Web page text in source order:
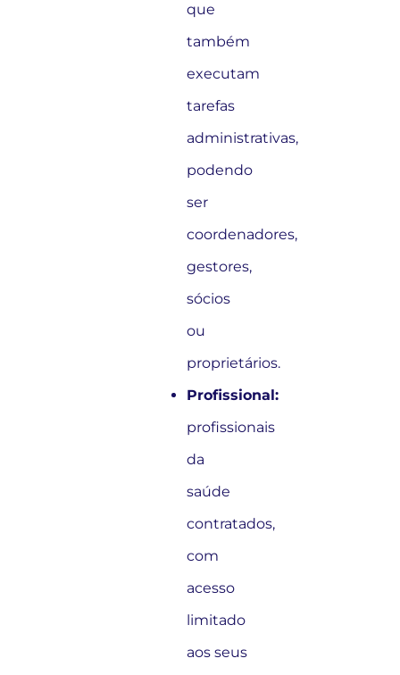
que
também
executam
tarefas
administrativas,
podendo
ser
coordenadores,
gestores,
sócios
ou
proprietários.
Profissional:
profissionais
da
saúde
contratados,
com
acesso
limitado
aos seus